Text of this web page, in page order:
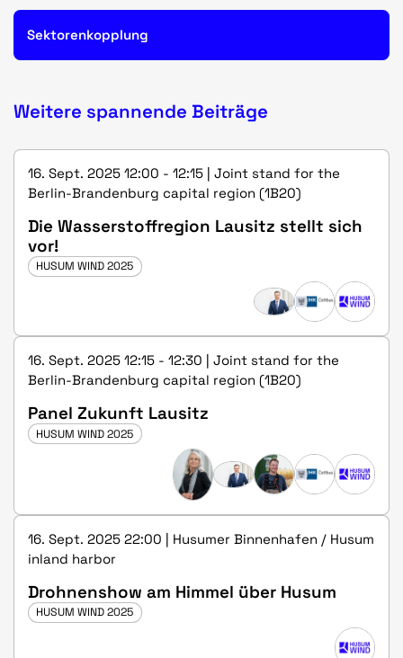
Sektorenkopplung
Weitere spannende Beiträge
16. Sept. 2025 12:00 - 12:15 | Joint stand for the
Berlin-Brandenburg capital region (1B20)
Die Wasserstoffregion Lausitz stellt sich
vor!
HUSUM WIND 2025
16. Sept. 2025 12:15 - 12:30 | Joint stand for the
Berlin-Brandenburg capital region (1B20)
Panel Zukunft Lausitz
HUSUM WIND 2025
16. Sept. 2025 22:00 | Husumer Binnenhafen / Husum
inland harbor
Drohnenshow am Himmel über Husum
HUSUM WIND 2025